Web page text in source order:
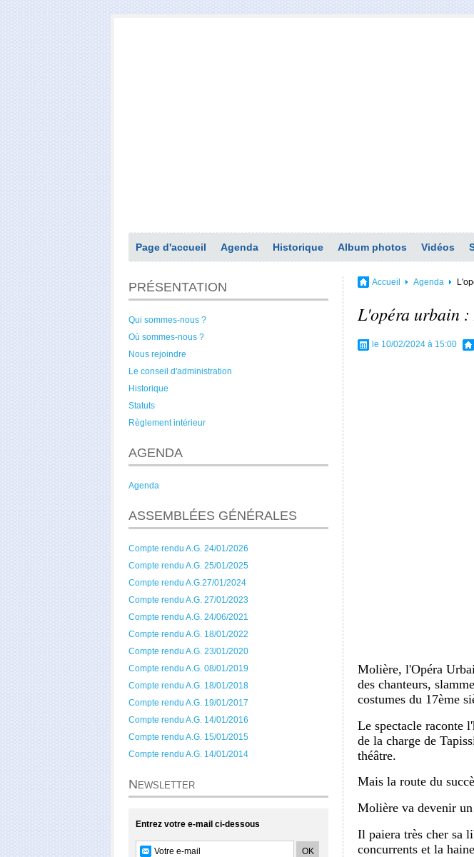
Page d'accueil Agenda Historique Album photos Vidéos
PRÉSENTATION
Qui sommes-nous ?
Où sommes-nous ?
Nous rejoindre
Le conseil d'administration
Historique
Statuts
Règlement intérieur
AGENDA
Agenda
ASSEMBLÉES GÉNÉRALES
Compte rendu A.G. 24/01/2026
Compte rendu A.G. 25/01/2025
Compte rendu A.G.27/01/2024
Compte rendu A.G. 27/01/2023
Compte rendu A.G. 24/06/2021
Compte rendu A.G. 18/01/2022
Compte rendu A.G. 23/01/2020
Compte rendu A.G. 08/01/2019
Compte rendu A.G. 18/01/2018
Compte rendu A.G. 19/01/2017
Compte rendu A.G. 14/01/2016
Compte rendu A.G. 15/01/2015
Compte rendu A.G. 14/01/2014
Newsletter
Entrez votre e-mail ci-dessous
Accueil Agenda
L'opéra urbain
le 10/02/2024 à 15:00
Molière, l'Opéra
des chanteurs,
costumes du 17ème
Le spectacle raconte
de la charge de
théâtre.
Mais la route du
Molière va devenir
Il paiera très cher sa
concurrents et la